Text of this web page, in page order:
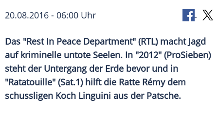
20.08.2016 - 06:00 Uhr
Das "Rest In Peace Department" (RTL) macht Jagd
auf kriminelle untote Seelen. In "2012" (ProSieben)
steht der Untergang der Erde bevor und in
"Ratatouille" (Sat.1) hilft die Ratte Rémy dem
schussligen Koch Linguini aus der Patsche.